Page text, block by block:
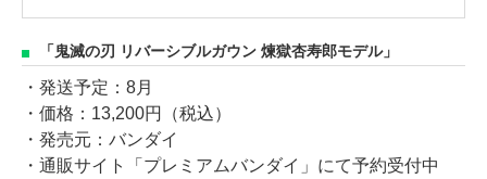
「鬼滅の刃 リバーシブルガウン 煉獄杏寿郎モデル」
・発送予定：8月
・価格：13,200円（税込）
・発売元：バンダイ
・通販サイト「プレミアムバンダイ」にて予約受付中